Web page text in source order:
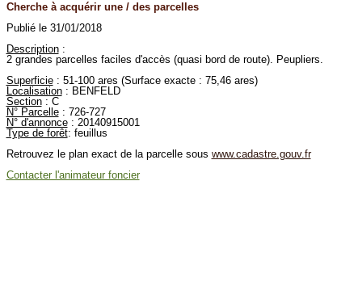
Cherche à acquérir une / des parcelles
Publié le 31/01/2018
Description:
2 grandes parcelles faciles d'accès (quasi bord de route). Peupliers.
Superficie: 51-100 ares (Surface exacte : 75,46 ares)
Localisation: BENFELD
Section: C
N° Parcelle: 726-727
N° d'annonce: 20140915001
Type de forêt: feuillus
Retrouvez le plan exact de la parcelle sous www.cadastre.gouv.fr
Contacter l'animateur foncier